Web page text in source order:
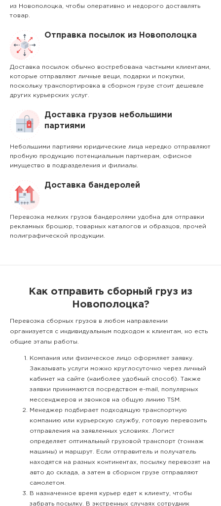
из Новополоцка, чтобы оперативно и недорого доставлять
товар.
Отправка посылок из Новополоцка
Доставка посылок обычно востребована частными клиентами,
которые отправляют личные вещи, подарки и покупки,
поскольку транспортировка в сборном грузе стоит дешевле
других курьерских услуг.
Доставка грузов небольшими
партиями
Небольшими партиями юридические лица нередко отправляют
пробную продукцию потенциальным партнерам, офисное
имущество в подразделения и филиалы.
Доставка бандеролей
Перевозка мелких грузов бандеролями удобна для отправки
рекламных брошюр, товарных каталогов и образцов, прочей
полиграфической продукции.
Как отправить сборный груз из
Новополоцка?
Перевозка сборных грузов в любом направлении
организуется с индивидуальным подходом к клиентам, но есть
общие этапы работы.
Компания или физическое лицо оформляет заявку.
Заказывать услуги можно круглосуточно через личный
кабинет на сайте (наиболее удобный способ). Также
заявки принимаются посредством e-mail, популярных
мессенджеров и звонков на общую линию TSM.
Менеджер подбирает подходящую транспортную
компанию или курьерскую службу, готовую перевозить
отправления на заявленных условиях. Логист
определяет оптимальный грузовой транспорт (тоннаж
машины) и маршрут. Если отправитель и получатель
находятся на разных континентах, посылку перевозят на
авто до склада, а затем в сборном грузе отправляют
самолетом.
В назначенное время курьер едет к клиенту, чтобы
забрать посылку. В экстренных случаях сотрудник